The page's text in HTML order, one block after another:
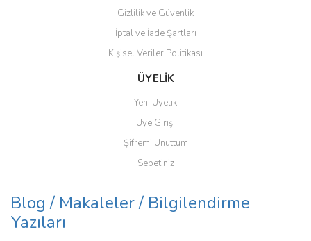
Gizlilik ve Güvenlik
İptal ve İade Şartları
Kişisel Veriler Politikası
ÜYELİK
Yeni Üyelik
Üye Girişi
Şifremi Unuttum
Sepetiniz
Blog / Makaleler / Bilgilendirme
Yazıları